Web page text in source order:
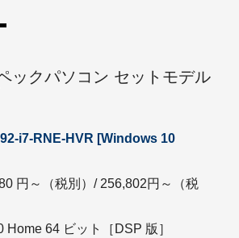
ックパソコン セットモデル
i7-RNE-HVR [Windows 10
円～（税別）/ 256,802円～（税
Home 64 ビット［DSP 版］